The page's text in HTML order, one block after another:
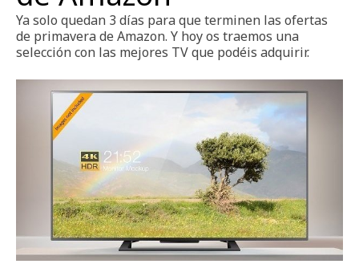
Ya solo quedan 3 días para que terminen las ofertas
de primavera de Amazon. Y hoy os traemos una
selección con las mejores TV que podéis adquirir.